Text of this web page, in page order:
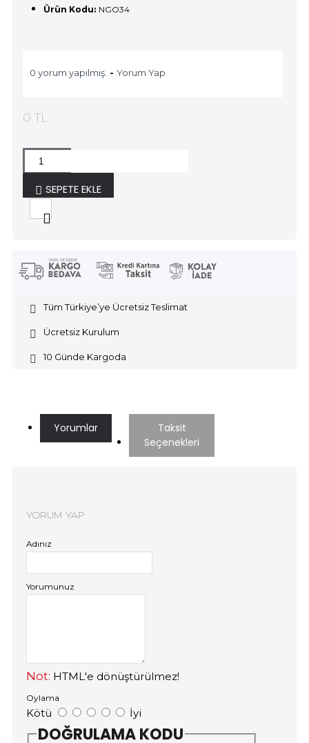
Ürün Kodu: NGO34
0 yorum yapılmış. - Yorum Yap
0 TL
SEPETE EKLE
Tüm Türkiye’ye Ücretsiz Teslimat
Ücretsiz Kurulum
10 Günde Kargoda
Yorumlar
Taksit
Seçenekleri
YORUM YAP
Adınız
Yorumunuz
Not: HTML'e dönüştürülmez!
Oylama
Kötü İyi
DOĞRULAMA KODU